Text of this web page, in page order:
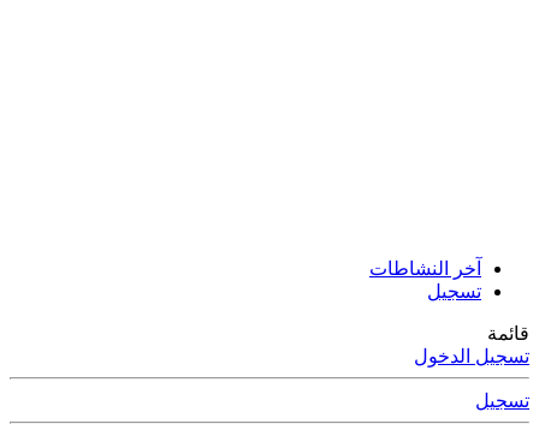
آخر النشاطات
تسجيل
قائمة
تسجيل الدخول
تسجيل